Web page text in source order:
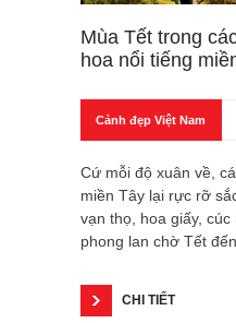
Mùa Tết trong
hoa nổi tiếng
Cảnh đẹp Việt Nam
Cứ mỗi độ xuân về,
miền Tây lại rực rỡ
vạn thọ, hoa giấy,
phong lan chờ Tết
CHI TIẾT